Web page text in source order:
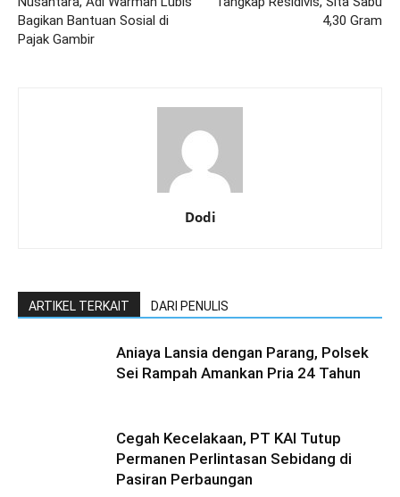
Bagikan Bantuan Sosial di
Pajak Gambir
4,30 Gram
Dodi
ARTIKEL TERKAIT DARI PENULIS
Aniaya Lansia dengan Parang, Polsek
Sei Rampah Amankan Pria 24 Tahun
Cegah Kecelakaan, PT KAI Tutup
Permanen Perlintasan Sebidang di
Pasiran Perbaungan